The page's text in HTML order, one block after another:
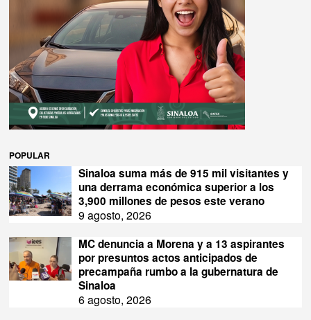
POPULAR
Sinaloa suma más de 915 mil visitantes y
una derrama económica superior a los
3,900 millones de pesos este verano
9 agosto, 2026
MC denuncia a Morena y a 13 aspirantes
por presuntos actos anticipados de
precampaña rumbo a la gubernatura de
Sinaloa
6 agosto, 2026